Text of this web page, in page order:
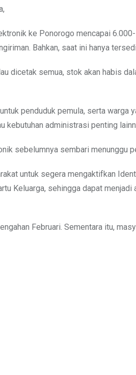
ke Ponorogo mencapai
Bahkan, saat ini hanya
dicetak semua, stok akan habis
penduduk pemula, serta warga
kebutuhan administrasi penting
sebelumnya sembari menunggu
untuk segera mengaktifkan
Keluarga, sehingga dapat
Februari. Sementara itu,